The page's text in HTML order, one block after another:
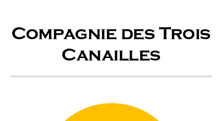
Compagnie des Trois
Canailles